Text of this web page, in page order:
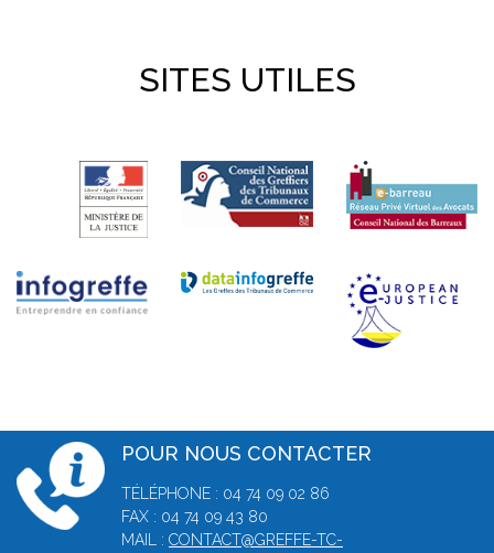
SITES UTILES
POUR NOUS CONTACTER
TÉLÉPHONE : 04 74 09 02 86
FAX : 04 74 09 43 80
MAIL : CONTACT@GREFFE-TC-